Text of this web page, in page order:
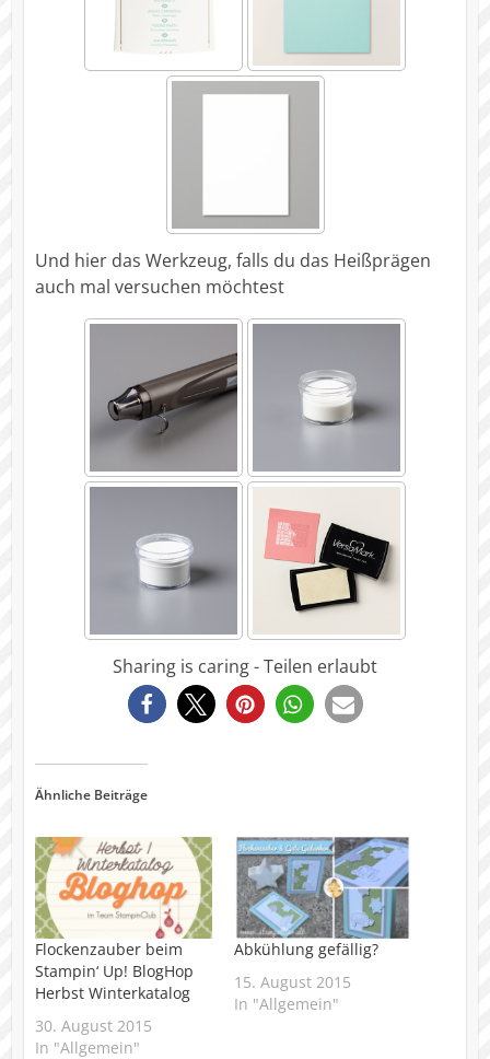
Und hier das Werkzeug, falls du das Heißprägen
auch mal versuchen möchtest
Sharing is caring - Teilen erlaubt
33
Ähnliche Beiträge
Flockenzauber beim
Stampin‘ Up! BlogHop
Herbst Winterkatalog
30. August 2015
In "Allgemein"
Abkühlung gefällig?
15. August 2015
In "Allgemein"